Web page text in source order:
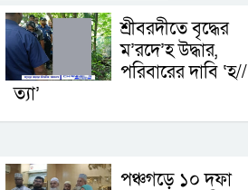
শ্রীবরদীতে বৃদ্ধের
ম’রদে’হ উদ্ধার,
পরিবারের দাবি ‘হ//
ত্যা’
পঞ্চগড়ে ১০ দফা